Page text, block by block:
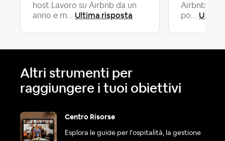
host.Lavoro su Airbnb da un
anno e m... Ultima risposta
Airbnb
po...
Altri strumenti per
raggiungere i tuoi obiettivi
Centro Risorse
Esplora le guide per l'ospitalità, la gestione